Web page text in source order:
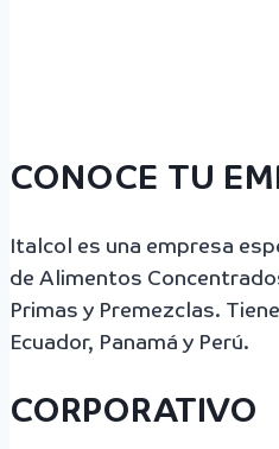
CONOCE TU
Italcol es una empresa
de Alimentos
Primas y Premezclas.
Ecuador, Panamá y Perú.
CORPORATIVO